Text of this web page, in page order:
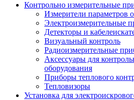
Контрольно измерительные
Измерители параметров
Электроизмерительные
Детекторы и
Визуальный контроль
Радиоизмерительные
Аксессуары для
оборудования
Приборы теплового
Тепловизоры
Установка для